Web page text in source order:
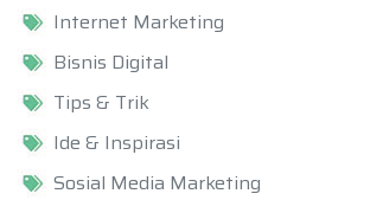
Internet Marketing
Bisnis Digital
Tips & Trik
Ide & Inspirasi
Sosial Media Marketing